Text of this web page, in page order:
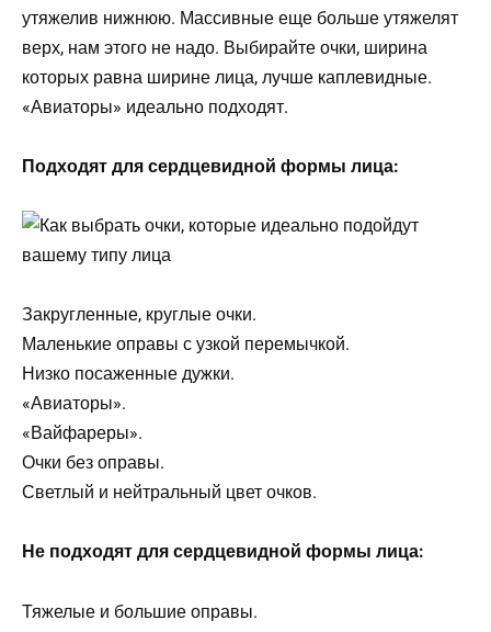
утяжелив нижнюю. Массивные еще больше утяжелят
верх, нам этого не надо. Выбирайте очки, ширина
которых равна ширине лица, лучше каплевидные.
«Авиаторы» идеально подходят.
Подходят для сердцевидной формы лица:
Закругленные, круглые очки.
Маленькие оправы с узкой перемычкой.
Низко посаженные дужки.
«Авиаторы».
«Вайфареры».
Очки без оправы.
Светлый и нейтральный цвет очков.
Не подходят для сердцевидной формы лица:
Тяжелые и большие оправы.